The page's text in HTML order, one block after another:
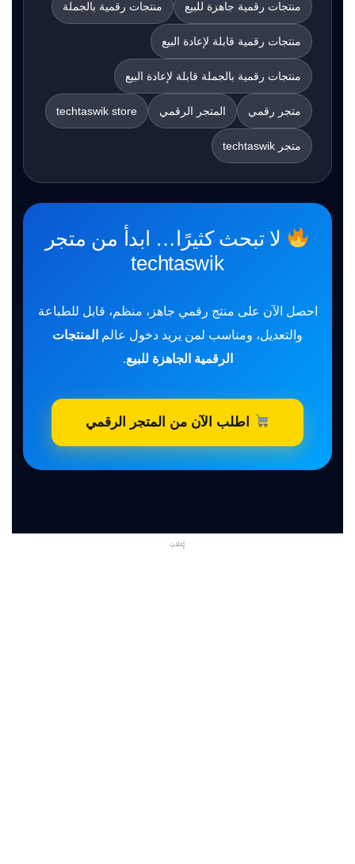
منتجات رقمية جاهزة للبيع منتجات رقمية بالجملة
منتجات رقمية قابلة لإعادة البيع
منتجات رقمية بالجملة قابلة لإعادة البيع
متجر رقمي المتجر الرقمي techtaswik store
متجر techtaswik
لا تبحث كثيرًا… ابدأ من متجر
techtaswik
احصل الآن على منتج رقمي جاهز، منظم، قابل للطباعة
والتعديل، ومناسب لمن يريد دخول عالم
المنتجات
الرقمية الجاهزة للبيع.
اطلب الآن من المتجر الرقمي
إعلان